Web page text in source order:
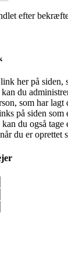
efter
her på siden,
du
som har lagt
på siden som
du også tage
du er oprettet